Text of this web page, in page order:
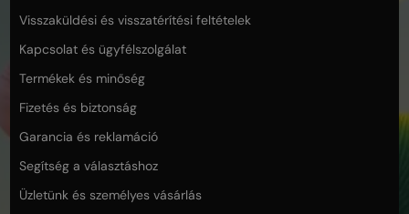
Visszaküldési és visszatérítési feltételek
Kapcsolat és ügyfélszolgálat
Termékek és minőség
Fizetés és biztonság
Garancia és reklamáció
Segítség a választáshoz
Üzletünk és személyes vásárlás